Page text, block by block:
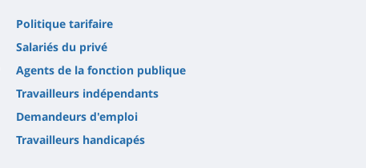
Politique tarifaire
Salariés du privé
Agents de la fonction publique
Travailleurs indépendants
Demandeurs d'emploi
Travailleurs handicapés